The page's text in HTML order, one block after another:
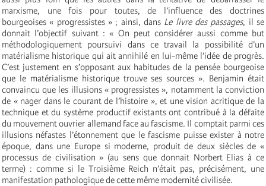
marxisme, une fois pour toutes, de l’influence des doctrines
bourgeoises « progressistes » ; ainsi, dans Le livre des passages, il se
donnait l’objectif suivant : « On peut considérer aussi comme but
méthodologiquement poursuivi dans ce travail la possibilité d’un
matérialisme historique qui ait annihilé en lui-même l’idée de progrès.
C’est justement en s’opposant aux habitudes de la pensée bourgeoise
que le matérialisme historique trouve ses sources ». Benjamin était
convaincu que les illusions « progressistes », notamment la conviction
de « nager dans le courant de l’histoire », et une vision acritique de la
technique et du système productif existants ont contribué à la défaite
du mouvement ouvrier allemand face au fascisme. Il comptait parmi ces
illusions néfastes l’étonnement que le fascisme puisse exister à notre
époque, dans une Europe si moderne, produit de deux siècles de «
processus de civilisation » (au sens que donnait Norbert Elias à ce
terme) : comme si le Troisième Reich n’était pas, précisément, une
manifestation pathologique de cette même modernité civilisée.